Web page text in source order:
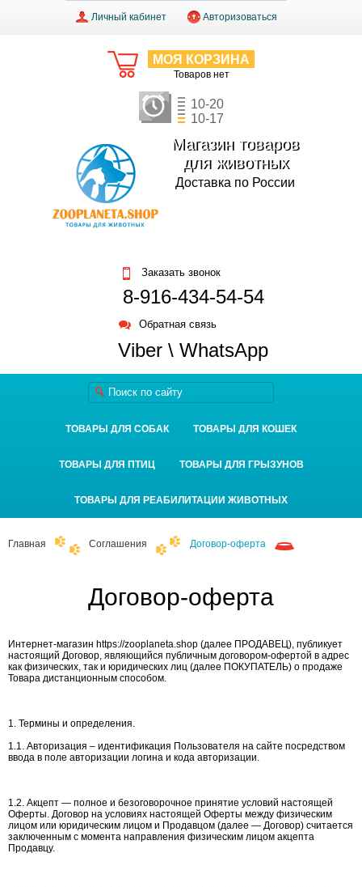
Личный кабинет Авторизоваться
МОЯ КОРЗИНА
Товаров нет
10-20
10-17
Магазин товаров
для животных
Доставка по России
Заказать звонок
8-916-434-54-54
Обратная связь
Viber \ WhatsApp
ТОВАРЫ ДЛЯ СОБАК ТОВАРЫ ДЛЯ КОШЕК
ТОВАРЫ ДЛЯ ПТИЦ ТОВАРЫ ДЛЯ ГРЫЗУНОВ
ТОВАРЫ ДЛЯ РЕАБИЛИТАЦИИ ЖИВОТНЫХ
Главная Соглашения Договор-оферта
Договор-оферта
Интернет-магазин https://zooplaneta.shop (далее ПРОДАВЕЦ), публикует
настоящий Договор, являющийся публичным договором-офертой в адрес
как физических, так и юридических лиц (далее ПОКУПАТЕЛЬ) о продаже
Товара дистанционным способом.
1. Термины и определения.
1.1. Авторизация – идентификация Пользователя на сайте посредством
ввода в поле авторизации логина и кода авторизации.
1.2. Акцепт — полное и безоговорочное принятие условий настоящей
Оферты. Договор на условиях настоящей Оферты между физическим
лицом или юридическим лицом и Продавцом (далее — Договор) считается
заключенным с момента направления физическим лицом акцепта
Продавцу.